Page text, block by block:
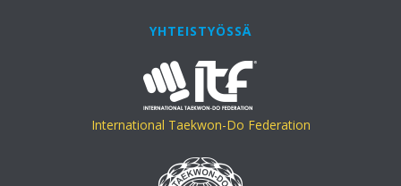
YHTEISTYÖSSÄ
International Taekwon-Do Federation